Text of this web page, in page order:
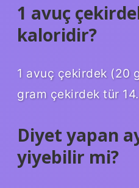
1 avuç
kaloridir?
1 avuç çekirdek (20
gram çekirdek tür 14.
Diyet yapan
yiyebilir mi?